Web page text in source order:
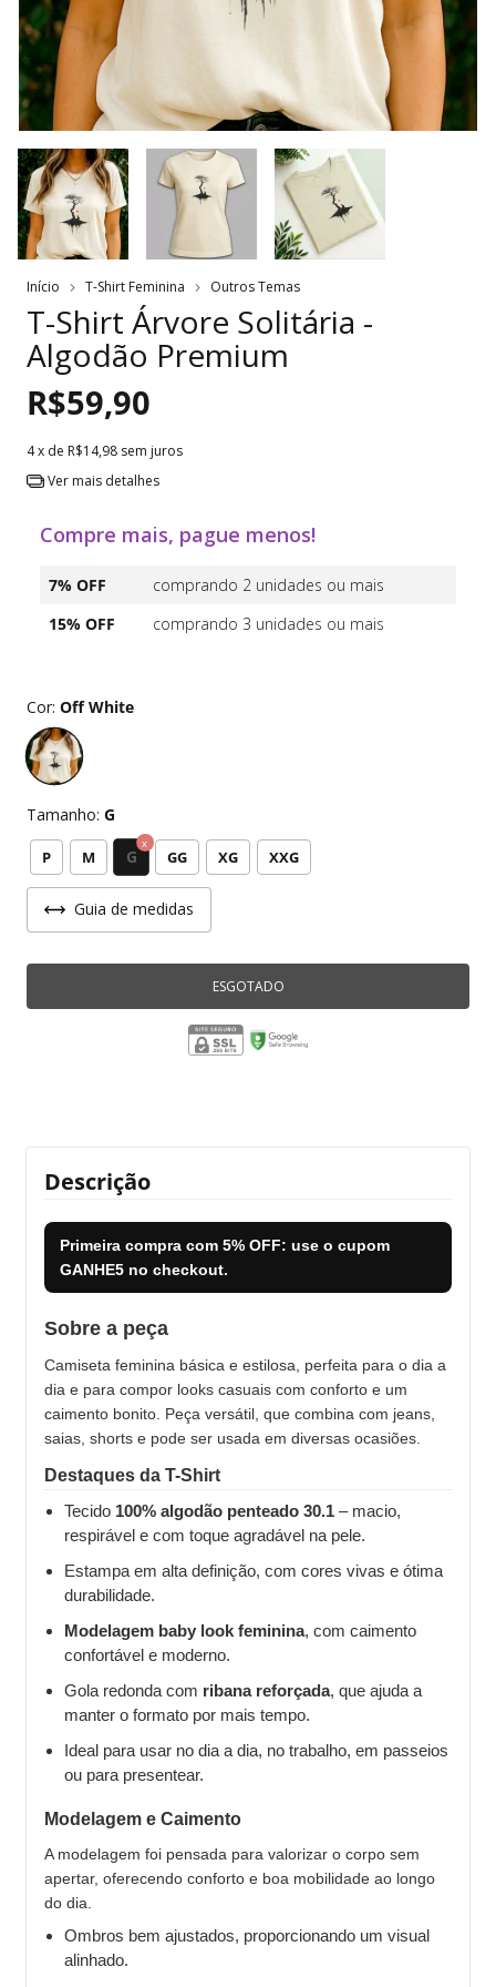
Início T-Shirt Feminina Outros Temas
T-Shirt Árvore Solitária -
Algodão Premium
R$59,90
4x de R$14,98 sem juros
Ver mais detalhes
Compre mais, pague menos!
7% OFF
comprando 2 unidades ou mais
15% OFF
comprando 3 unidades ou mais
Cor: Off White
Tamanho: G
P M G GG XG XXG
Guia de medidas
Descrição
Primeira compra com 5% OFF: use o cupom
GANHE5 no checkout.
Sobre a peça
Camiseta feminina básica e estilosa, perfeita para o dia a
dia e para compor looks casuais com conforto e um
caimento bonito. Peça versátil, que combina com jeans,
saias, shorts e pode ser usada em diversas ocasiões.
Destaques da T-Shirt
Tecido 100% algodão penteado 30.1 – macio,
respirável e com toque agradável na pele.
Estampa em alta definição, com cores vivas e ótima
durabilidade.
Modelagem baby look feminina, com caimento
confortável e moderno.
Gola redonda com ribana reforçada, que ajuda a
manter o formato por mais tempo.
Ideal para usar no dia a dia, no trabalho, em passeios
ou para presentear.
Modelagem e Caimento
A modelagem foi pensada para valorizar o corpo sem
apertar, oferecendo conforto e boa mobilidade ao longo
do dia.
Ombros bem ajustados, proporcionando um visual
alinhado.